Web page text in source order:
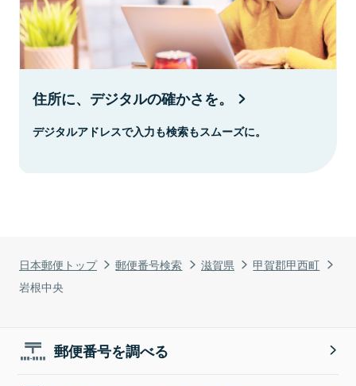
日本郵便トップ 郵便番号検索 滋賀県
甲賀郡甲西町
岩根中央
住所に、デジタルの確かさを。
デジタルアドレスで入力も検索もスムーズに。
郵便番号を調べる